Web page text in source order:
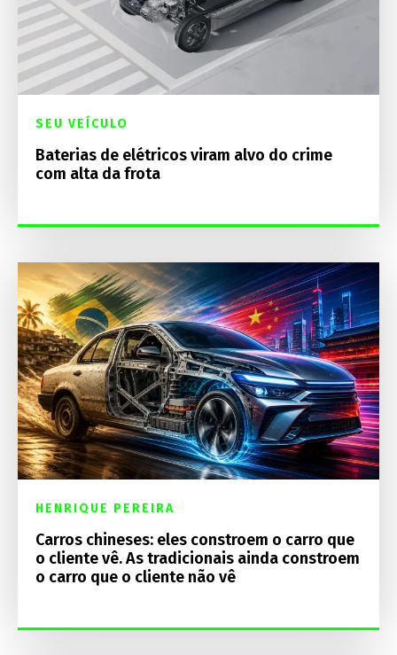
SEU VEÍCULO
Baterias de elétricos viram alvo do crime
com alta da frota
HENRIQUE PEREIRA
Carros chineses: eles constroem o carro que
o cliente vê. As tradicionais ainda constroem
o carro que o cliente não vê